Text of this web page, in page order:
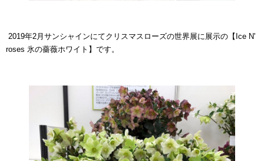
2019年2月サンシャインにてクリスマスローズの世界展に展示の【Ice N'
roses 氷の薔薇ホワイト】です。